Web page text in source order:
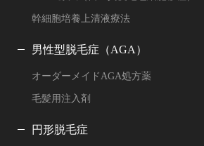
幹細胞培養上清液療法
男性型脱毛症（AGA）
オーダーメイドAGA処方薬
毛髪用注入剤
円形脱毛症